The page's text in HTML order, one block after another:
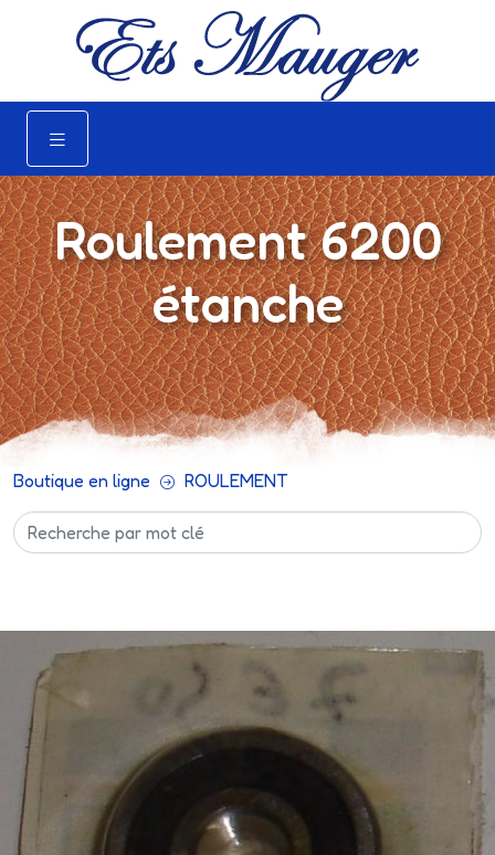
Roulement 6200
étanche
Boutique en ligne ROULEMENT